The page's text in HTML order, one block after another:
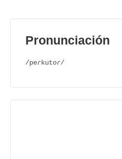
Pronunciación
/peɾkutoɾ/